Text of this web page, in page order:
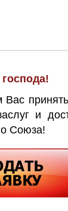
и
Союза!